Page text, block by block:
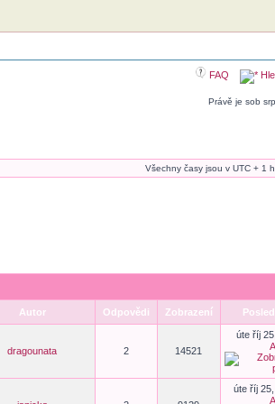
FAQ
Právě je sob
Všechny časy jsou v UTC + 1
Autor Odpovědi Zobrazení
dragounata 2 14521
úte říj
úte říj